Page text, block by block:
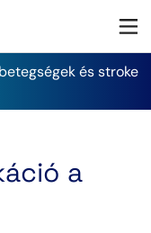
és stroke
a